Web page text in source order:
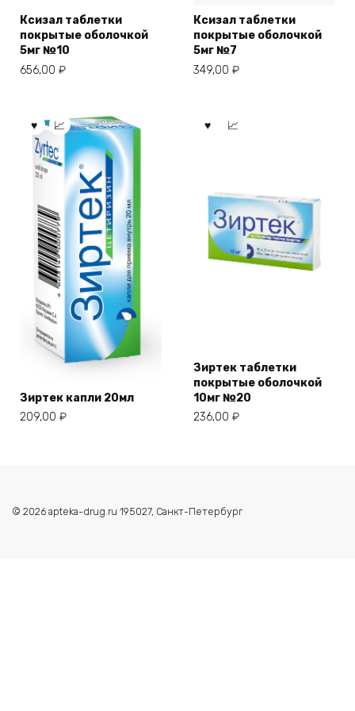
Ксизал таблетки
покрытые оболочкой
5мг №10
656,00 ₽
Ксизал таблетки
покрытые оболочкой
5мг №7
349,00 ₽
Зиртек капли 20мл
209,00 ₽
Зиртек таблетки
покрытые оболочкой
10мг №20
236,00 ₽
© 2026 apteka-drug.ru 195027, Санкт-Петербург